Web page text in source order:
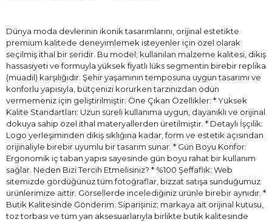
Dünya moda devlerinin ikonik tasarımlarını, orijinal estetikte
premium kalitede deneyimlemek isteyenler için özel olarak
seçilmiş ithal bir seridir. Bu model; kullanılan malzeme kalitesi, dikiş
hassasiyeti ve formuyla yüksek fiyatlı lüks segmentin birebir replika
(muadil) karşılığıdır. Şehir yaşamının temposuna uygun tasarımı ve
konforlu yapısıyla, bütçenizi korurken tarzınızdan ödün
vermemeniz için geliştirilmiştir. Öne Çıkan Özellikler: * Yüksek
Kalite Standartları: Uzun süreli kullanıma uygun, dayanıklı ve orijinal
dokuya sahip özel ithal materyallerden üretilmiştir. * Detaylı İşçilik:
Logo yerleşiminden dikiş sıklığına kadar, form ve estetik açısından
orijinaliyle birebir uyumlu bir tasarım sunar. * Gün Boyu Konfor:
Ergonomik iç taban yapısı sayesinde gün boyu rahat bir kullanım
sağlar. Neden Bizi Tercih Etmelisiniz? * %100 Şeffaflık: Web
sitemizde gördüğünüz tüm fotoğraflar, bizzat satışa sunduğumuz
ürünlerimize aittir. Görsellerde incelediğiniz ürünle birebir aynıdır. *
Butik Kalitesinde Gönderim: Siparişiniz; markaya ait orijinal kutusu,
toz torbası ve tüm yan aksesuarlarıyla birlikte butik kalitesinde